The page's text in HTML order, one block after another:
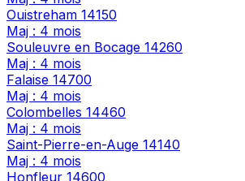
Ouistreham 14150
Maj : 4 mois
Souleuvre en Bocage 14260
Maj : 4 mois
Falaise 14700
Maj : 4 mois
Colombelles 14460
Maj : 4 mois
Saint-Pierre-en-Auge 14140
Maj : 4 mois
Honfleur 14600